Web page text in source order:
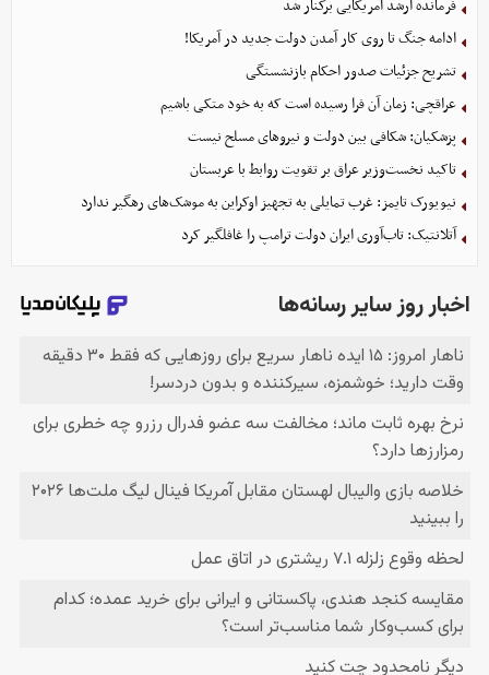
فرمانده ارشد آمریکایی برکنار شد
ادامه جنگ تا روی کار آمدن دولت جدید در آمریکا!
تشریح جزئیات صدور احکام بازنشستگی
عراقچی: زمان آن فرا رسیده است که به خود متکی باشیم
پزشکیان: شکافی بین دولت و نیروهای مسلح نیست
تاکید نخست‌وزیر عراق بر تقویت روابط با عربستان
نیویورک تایمز: غرب تمایلی به تجهیز اوکراین به موشک‌های رهگیر ندارد
آتلانتیک: تاب‌آوری ایران دولت ترامپ را غافلگیر کرد